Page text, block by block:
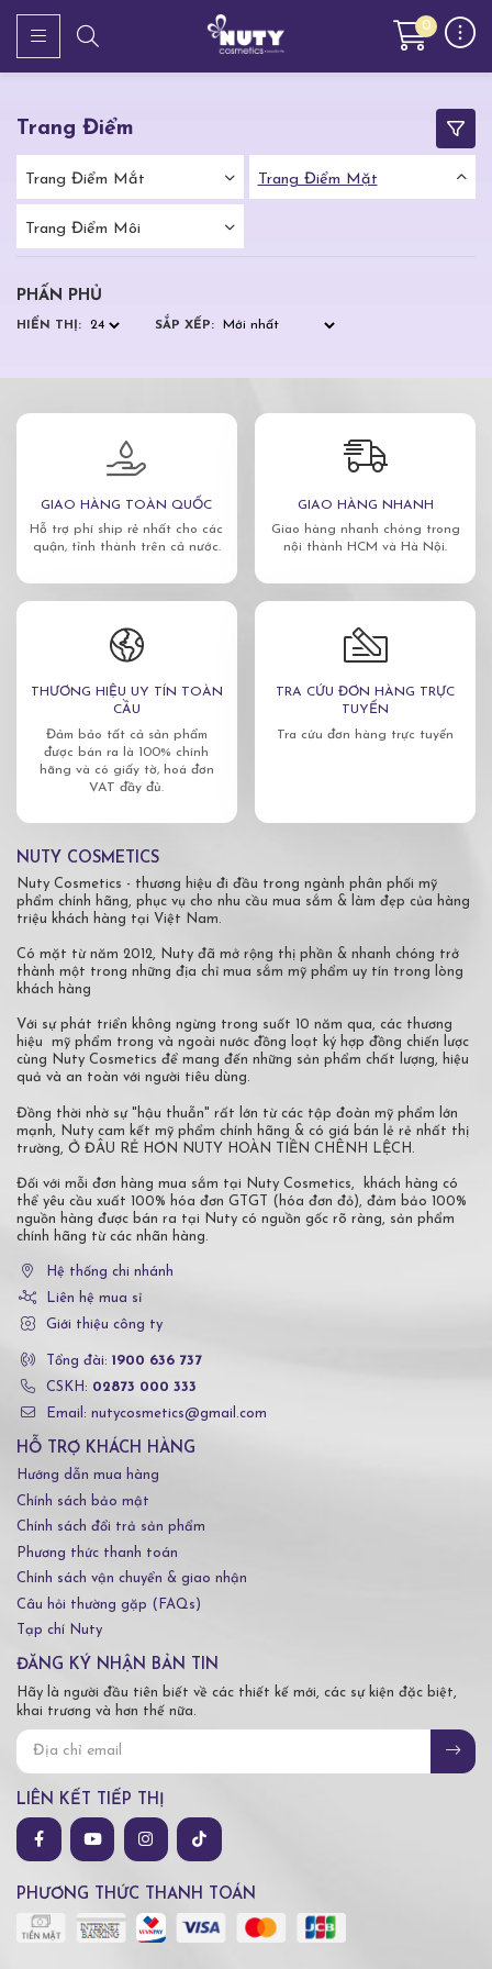
0
Trang Điểm
Trang Điểm Mắt Trang Điểm Mặt
Trang Điểm Môi
PHẤN PHỦ
HIỂN THỊ: SẮP XẾP:
GIAO HÀNG TOÀN QUỐC
Hỗ trợ phí ship rẻ nhất cho các
quận, tỉnh thành trên cả nước.
GIAO HÀNG NHANH
Giao hàng nhanh chóng trong
nội thành HCM và Hà Nội.
THƯƠNG HIỆU UY TÍN TOÀN
CẦU
Đảm bảo tất cả sản phẩm
được bán ra là 100% chính
hãng và có giấy tờ, hoá đơn
VAT đầy đủ.
TRA CỨU ĐƠN HÀNG TRỰC
TUYẾN
Tra cứu đơn hàng trực tuyến
NUTY COSMETICS
Nuty Cosmetics - thương hiệu đi đầu trong ngành phân phối mỹ
phẩm chính hãng, phục vụ cho nhu cầu mua sắm & làm đẹp của hàng
triệu khách hàng tại Việt Nam.
Có mặt từ năm 2012, Nuty đã mở rộng thị phần & nhanh chóng trở
thành một trong những địa chỉ mua sắm mỹ phẩm uy tín trong lòng
khách hàng
Với sự phát triển không ngừng trong suốt 10 năm qua, các thương
hiệu mỹ phẩm trong và ngoài nước đồng loạt ký hợp đồng chiến lược
cùng Nuty Cosmetics để mang đến những sản phẩm chất lượng, hiệu
quả và an toàn với người tiêu dùng.
Đồng thời nhờ sự "hậu thuẫn" rất lớn từ các tập đoàn mỹ phẩm lớn
mạnh, Nuty cam kết mỹ phẩm chính hãng & có giá bán lẻ rẻ nhất thị
trường, Ở ĐÂU RẺ HƠN NUTY HOÀN TIỀN CHÊNH LỆCH.
Đối với mỗi đơn hàng mua sắm tại Nuty Cosmetics, khách hàng có
thể yêu cầu xuất 100% hóa đơn GTGT (hóa đơn đỏ), đảm bảo 100%
nguồn hàng được bán ra tại Nuty có nguồn gốc rõ ràng, sản phẩm
chính hãng từ các nhãn hàng.
Hệ thống chi nhánh
Liên hệ mua sỉ
Giới thiệu công ty
Tổng đài: 1900 636 737
CSKH: 02873 000 333
Email: nutycosmetics@gmail.com
HỖ TRỢ KHÁCH HÀNG
Hướng dẫn mua hàng
Chính sách bảo mật
Chính sách đổi trả sản phẩm
Phương thức thanh toán
Chính sách vận chuyển & giao nhận
Câu hỏi thường gặp (FAQs)
Tạp chí Nuty
ĐĂNG KÝ NHẬN BẢN TIN
Hãy là người đầu tiên biết về các thiết kế mới, các sự kiện đặc biệt,
khai trương và hơn thế nữa.
LIÊN KẾT TIẾP THỊ
PHƯƠNG THỨC THANH TOÁN